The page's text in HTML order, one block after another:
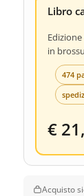
Libro
in
474
€
Acquisto